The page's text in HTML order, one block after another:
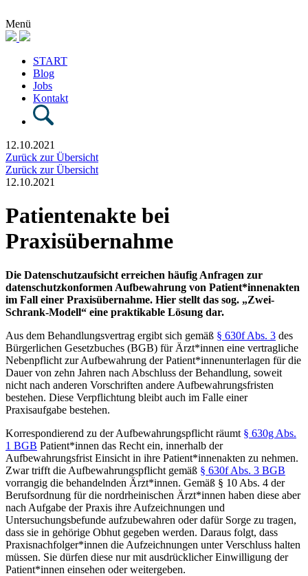
Menü
START
Blog
Jobs
Kontakt
12.10.2021
Zurück zur Übersicht
Zurück zur Übersicht
12.10.2021
Patientenakte bei
Praxisübernahme
Die Datenschutzaufsicht erreichen häufig Anfragen zur
datenschutzkonformen Aufbewahrung von Patient*innenakten
im Fall einer Praxisübernahme. Hier stellt das sog. „Zwei-
Schrank-Modell“ eine praktikable Lösung dar.
Aus dem Behandlungsvertrag ergibt sich gemäß § 630f Abs. 3 des
Bürgerlichen Gesetzbuches (BGB) für Ärzt*innen eine vertragliche
Nebenpflicht zur Aufbewahrung der Patient*innenunterlagen für die
Dauer von zehn Jahren nach Abschluss der Behandlung, soweit
nicht nach anderen Vorschriften andere Aufbewahrungsfristen
bestehen. Diese Verpflichtung bleibt auch im Falle einer
Praxisaufgabe bestehen.
Korrespondierend zu der Aufbewahrungspflicht räumt § 630g Abs.
1 BGB Patient*innen das Recht ein, innerhalb der
Aufbewahrungsfrist Einsicht in ihre Patient*innenakten zu nehmen.
Zwar trifft die Aufbewahrungspflicht gemäß § 630f Abs. 3 BGB
vorrangig die behandelnden Ärzt*innen. Gemäß § 10 Abs. 4 der
Berufsordnung für die nordrheinischen Ärzt*innen haben diese aber
nach Aufgabe der Praxis ihre Aufzeichnungen und
Untersuchungsbefunde aufzubewahren oder dafür Sorge zu tragen,
dass sie in gehörige Obhut gegeben werden. Daraus folgt, dass
Praxisnachfolger*innen die Aufzeichnungen unter Verschluss halten
müssen. Sie dürfen diese nur mit ausdrücklicher Einwilligung der
Patient*innen einsehen oder weitergeben.